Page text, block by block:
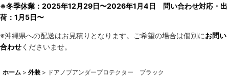
※冬季休業：2025年12月29日〜2026年1月4日 問い合わせ対応・出
荷：1月5日〜
※沖縄県への配送はお見積りとなります。ご希望の場合は個別にお問い
合わせくださいませ。
ホーム > 外装 > ドアノブアンダープロテクター ブラック